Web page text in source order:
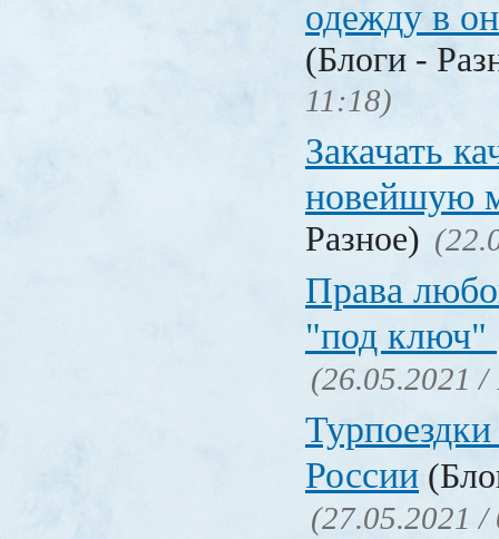
одежду в
(Блоги -
11:18)
Закачать
новейшую
Разное)
Права
"под ключ"
(26.05.2021 /
России
(27.05.2021 /